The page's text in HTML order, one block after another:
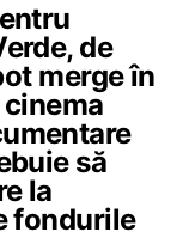
de
merge în
să
la
fondurile